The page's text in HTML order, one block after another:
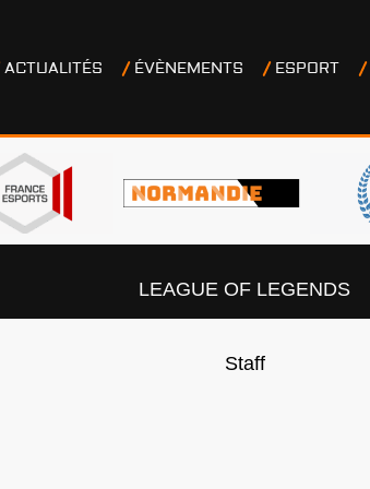
ACTUALITÉS ÉVÈNEMENTS ESPORT
LEAGUE OF LEGENDS
Staff